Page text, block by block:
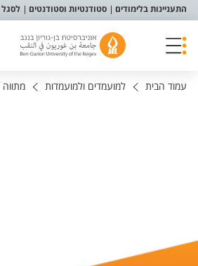
תפריט נגישות
התעניינות בלימודים סטודנטיות וסטודנטים לסגל
עמוד הבית למועמדים ולמועמדות